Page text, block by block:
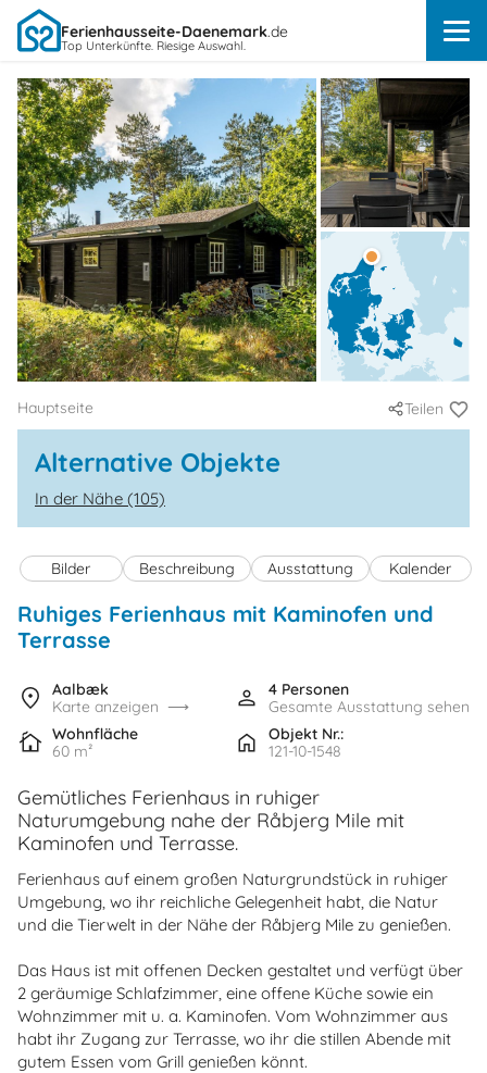
Ferienhausseite-Daenemark.de
Top Unterkünfte. Riesige Auswahl.
Hauptseite Teilen
Alternative Objekte
In der Nähe (105)
Bilder Beschreibung Ausstattung Kalender
Ruhiges Ferienhaus mit Kaminofen und
Terrasse
Aalbæk
Karte anzeigen
4 Personen
Gesamte Ausstattung sehen
Wohnfläche
60 m²
Objekt Nr.:
121-10-1548
Gemütliches Ferienhaus in ruhiger
Naturumgebung nahe der Råbjerg Mile mit
Kaminofen und Terrasse.
Ferienhaus auf einem großen Naturgrundstück in ruhiger
Umgebung, wo ihr reichliche Gelegenheit habt, die Natur
und die Tierwelt in der Nähe der Råbjerg Mile zu genießen.
Das Haus ist mit offenen Decken gestaltet und verfügt über
2 geräumige Schlafzimmer, eine offene Küche sowie ein
Wohnzimmer mit u. a. Kaminofen. Vom Wohnzimmer aus
habt ihr Zugang zur Terrasse, wo ihr die stillen Abende mit
gutem Essen vom Grill genießen könnt.